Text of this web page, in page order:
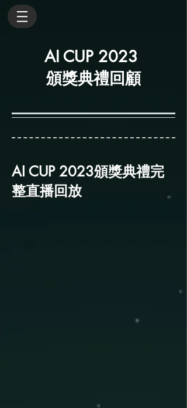
AI CUP 2023
頒獎典禮回顧
AI CUP 2023頒獎典禮完
整直播回放